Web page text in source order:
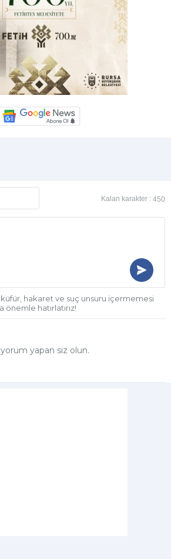
Kalan karakter : 450
hakaret ve suç unsuru içermemesi
önemle hatırlatırız!
yapan siz olun.